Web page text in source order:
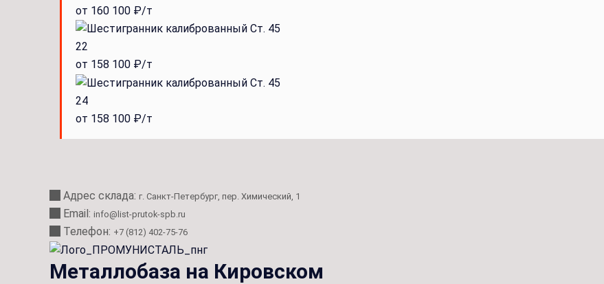
от 160 100 ₽/т
22
от 158 100 ₽/т
24
от 158 100 ₽/т
Адрес склада: г. Санкт-Петербург, пер. Химический, 1
Email: info@list-prutok-spb.ru
Телефон: +7 (812) 402-75-76
Металлобаза на Кировском